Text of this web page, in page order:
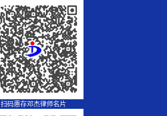
扫码惠存邓杰律师名片